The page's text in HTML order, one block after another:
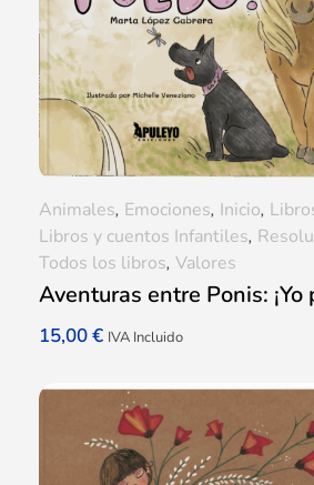
Aventuras entre Ponis: ¡Yo
15,00€ IVA Incluido
Animales, Emociones, Inicio,
Libros y cuentos Infantiles,
Todos los libros, Valores